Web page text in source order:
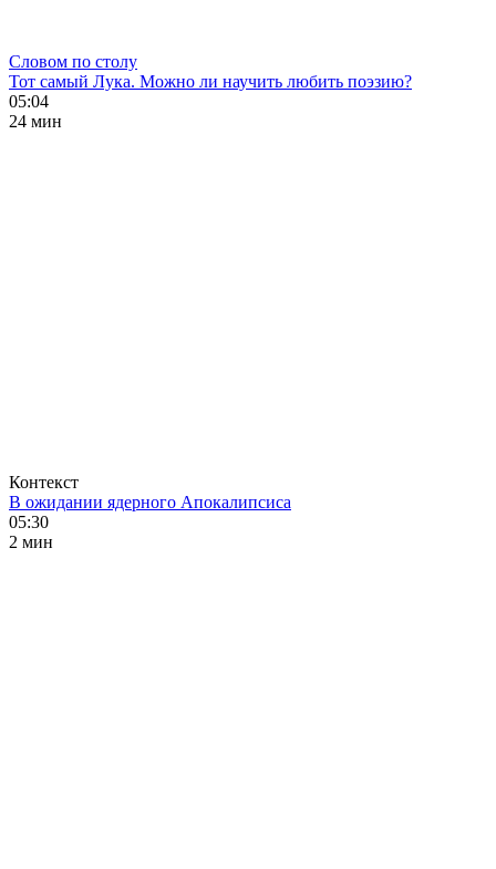
Словом по столу
Тот самый Лука. Можно ли научить любить поэзию?
05:04
24 мин
Контекст
В ожидании ядерного Апокалипсиса
05:30
2 мин